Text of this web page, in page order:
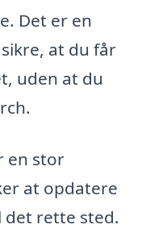
Det er en
at du får
uden at du
en stor
at opdatere
det rette sted.